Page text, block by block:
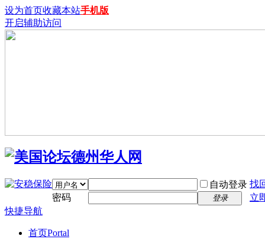
设为首页收藏本站手机版
开启辅助访问
自动登录 找
密码
登录
立
快捷导航
首页Portal